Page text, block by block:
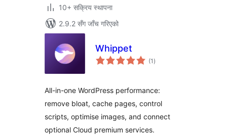
10+ सक्रिय स्थापना
2.9.2 सँग जाँच गरिएको
Whippet
(1 कुल
रेटिङ्गहरू
)
All-in-one WordPress performance:
remove bloat, cache pages, control
scripts, optimise images, and connect
optional Cloud premium services.